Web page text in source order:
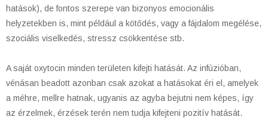
hatások), de fontos szerepe van bizonyos emocionális
helyzetekben is, mint például a kötődés, vagy a fájdalom megélése,
szociális viselkedés, stressz csökkentése stb.
A saját oxytocin minden területen kifejti hatását. Az infúzióban,
vénásan beadott azonban csak azokat a hatásokat éri el, amelyek
a méhre, mellre hatnak, ugyanis az agyba bejutni nem képes, így
az érzelmek, érzések terén nem tudja kifejteni pozitív hatását.